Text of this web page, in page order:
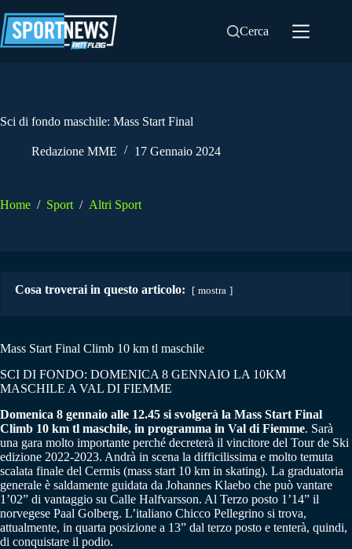
al
contenuto
Cerca
Sci di fondo maschile: Mass Start Final
Redazione MME 17 Gennaio 2024
Home / Sport / Altri Sport
Cosa troverai in questo articolo: mostra
Mass Start Final Climb 10 km tl maschile
SCI DI FONDO: DOMENICA 8 GENNAIO LA 10KM
MASCHILE A VAL DI FIEMME
Domenica 8 gennaio alle 12.45 si svolgerà la Mass Start Final
Climb 10 km tl maschile, in programma in Val di Fiemme. Sarà
una gara molto importante perché decreterà il vincitore del Tour de Ski
edizione 2022-2023. Andrà in scena la difficilissima e molto temuta
scalata finale del Cermis (mass start 10 km in skating). La graduatoria
generale è saldamente guidata da Johannes Klaebo che può vantare
1’02” di vantaggio su Calle Halfvarsson. Al Terzo posto 1’14” il
norvegese Paal Golberg. L’italiano Chicco Pellegrino si trova,
attualmente, in quarta posizione a 13” dal terzo posto e tenterà, quindi,
di conquistare il podio.